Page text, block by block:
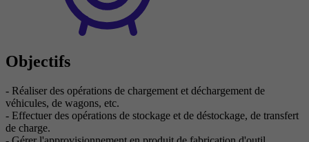
Objectifs
- Réaliser des opérations de chargement et déchargement de
véhicules, de wagons, etc.
- Effectuer des opérations de stockage et de déstockage, de transfert
de charge.